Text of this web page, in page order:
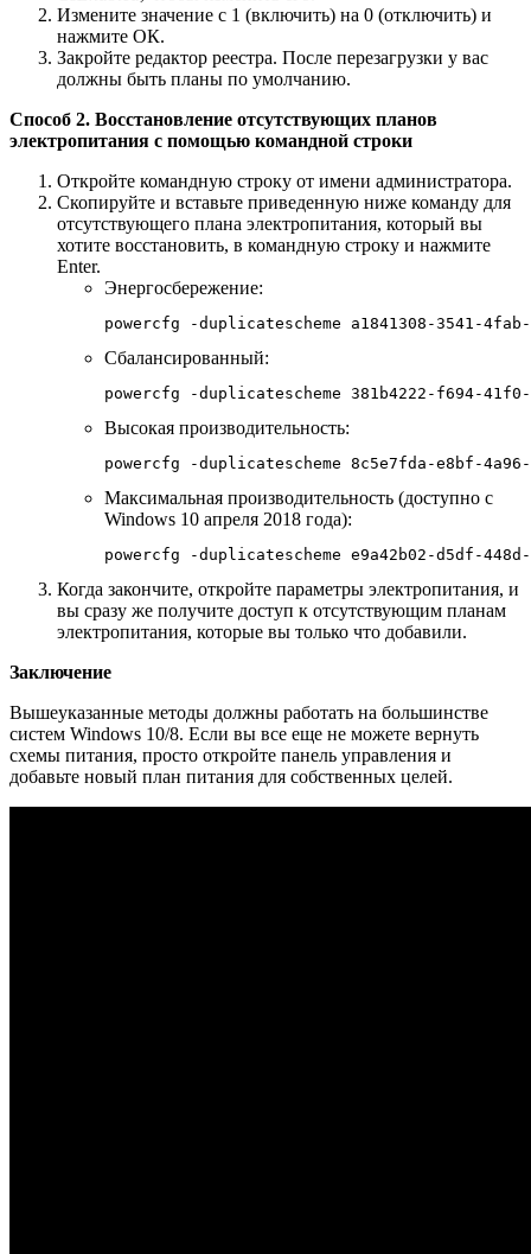
Измените значение с 1 (включить) на 0 (отключить) и
нажмите ОК.
Закройте редактор реестра. После перезагрузки у вас
должны быть планы по умолчанию.
Способ 2. Восстановление отсутствующих планов
электропитания с помощью командной строки
Откройте командную строку от имени администратора.
Скопируйте и вставьте приведенную ниже команду для
отсутствующего плана электропитания, который вы
хотите восстановить, в командную строку и нажмите
Enter.
Энергосбережение:
powercfg -duplicatescheme a1841308-3541-
Сбалансированный:
powercfg -duplicatescheme 381b4222-f694-
Высокая производительность:
powercfg -duplicatescheme 8c5e7fda-e8bf-4a96-
Максимальная производительность (доступно с
Windows 10 апреля 2018 года):
powercfg -duplicatescheme e9a42b02-d5df-448d-
Когда закончите, откройте параметры электропитания, и
вы сразу же получите доступ к отсутствующим планам
электропитания, которые вы только что добавили.
Заключение
Вышеуказанные методы должны работать на большинстве
систем Windows 10/8. Если вы все еще не можете вернуть
схемы питания, просто откройте панель управления и
добавьте новый план питания для собственных целей.